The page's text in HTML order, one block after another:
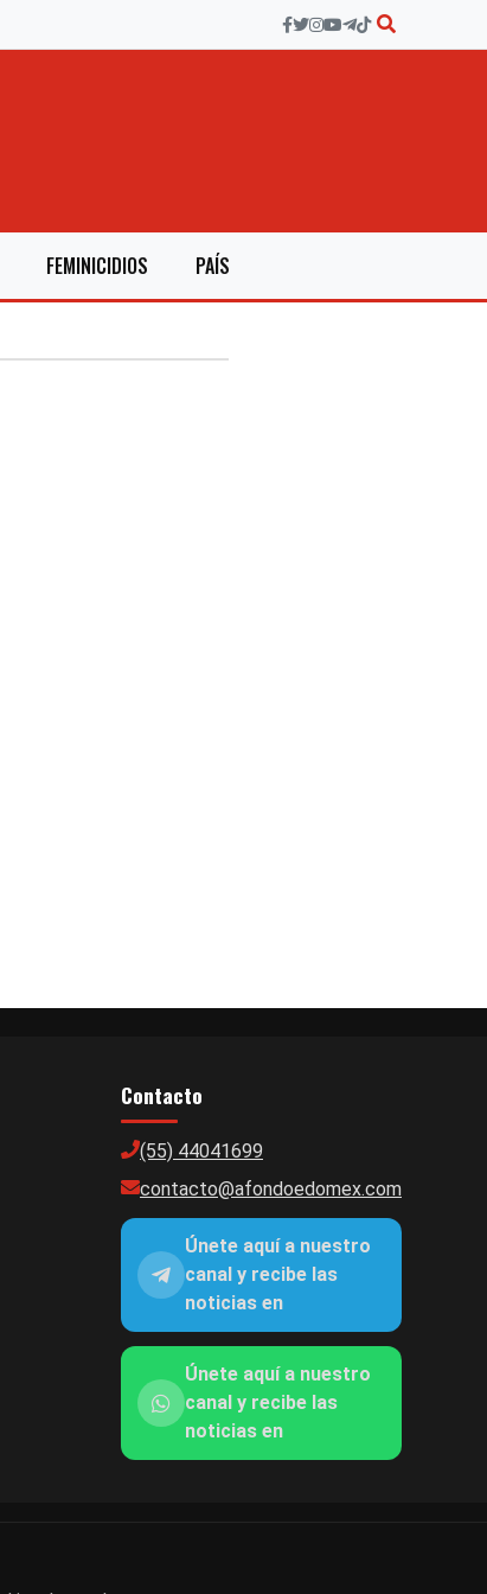
FEMINICIDIOS PAÍS
Contacto
(55) 44041699
contacto@afondoedomex.com
Únete aquí a nuestro
canal y recibe las
noticias en
Únete aquí a nuestro
canal y recibe las
noticias en